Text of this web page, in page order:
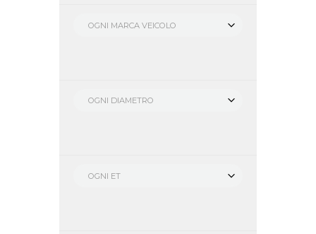
OGNI MARCA VEICOLO
OGNI DIAMETRO
OGNI ET